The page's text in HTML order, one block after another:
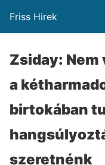
Friss Hirek
Zsiday:
a
birtokában
szeretnénk